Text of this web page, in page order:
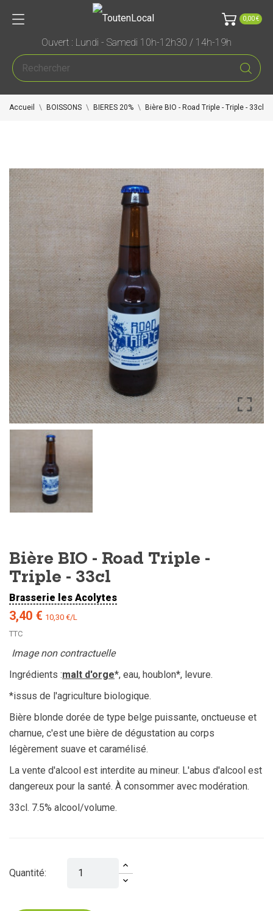
0,00 €
Ouvert : Lundi - Samedi 10h-12h30 / 14h-19h
Accueil BOISSONS BIERES 20% Bière BIO - Road Triple - Triple - 33cl
Bière BIO - Road Triple -
Triple - 33cl
Brasserie les Acolytes
3,40 € 10,30 €/L
TTC
Image non contractuelle
Ingrédients :malt d'orge*, eau, houblon*, levure.
*issus de l'agriculture biologique.
Bière blonde dorée de type belge puissante, onctueuse et
charnue, c'est une bière de dégustation au corps
légèrement suave et caramélisé.
La vente d'alcool est interdite au mineur. L'abus d'alcool est
dangereux pour la santé. À consommer avec modération.
33cl. 7.5% alcool/volume.
Quantité: